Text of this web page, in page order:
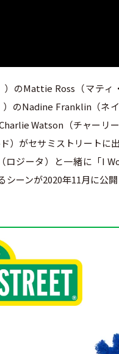
のMattie Ross（マティ
のNadine Franklin（ネイ
Watson（チャーリ
がセサミストリートに
ジータ）と一緒に「I
ーンが2020年11月に公開